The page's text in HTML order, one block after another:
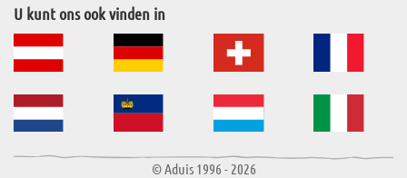
U kunt ons ook vinden in
© Aduis 1996 - 2026